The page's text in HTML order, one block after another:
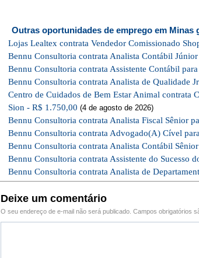
Outras oportunidades de emprego em Minas
Lojas Lealtex contrata Vendedor Comissionado
Bennu Consultoria contrata Analista Contábil
Bennu Consultoria contrata Assistente Contábil
Bennu Consultoria contrata Analista de Qualidade
Centro de Cuidados de Bem Estar Animal contrata
Sion - R$ 1.750,00 (4 de agosto de 2026)
Bennu Consultoria contrata Analista Fiscal Sênior
Bennu Consultoria contrata Advogado(A) Cível
Bennu Consultoria contrata Analista Contábil
Bennu Consultoria contrata Assistente do Sucesso
Bennu Consultoria contrata Analista de
Deixe um comentário
O seu endereço de e-mail não será publicado. Campos obrigatórios